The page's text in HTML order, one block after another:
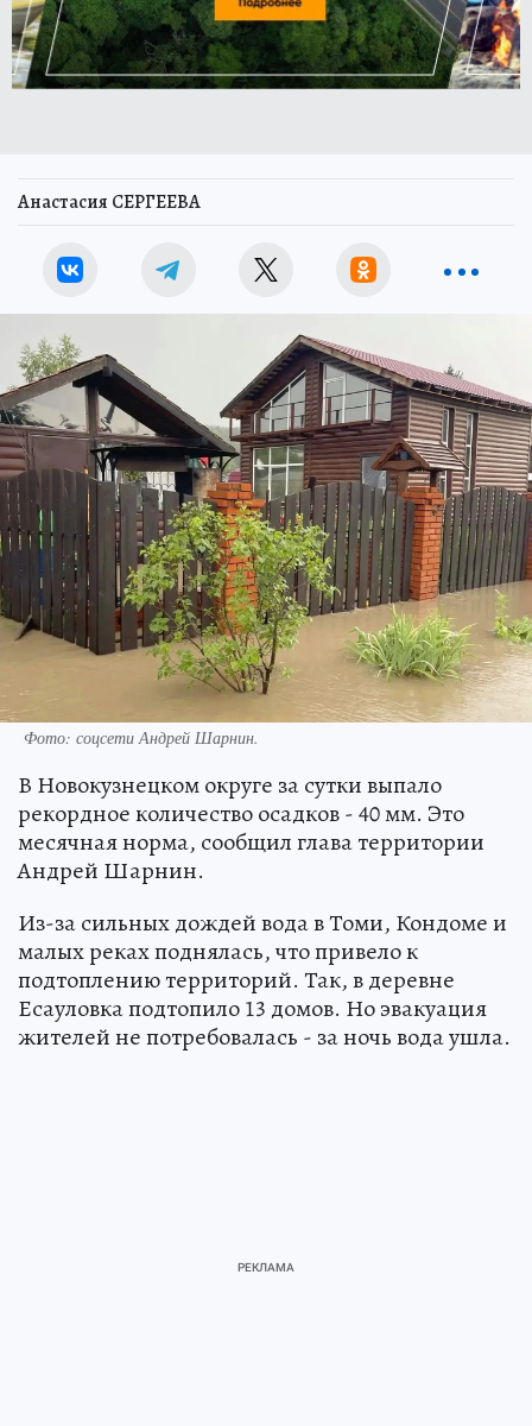
Анастасия СЕРГЕЕВА
Фото: соцсети Андрей Шарнин.
В Новокузнецком округе за сутки выпало
рекордное количество осадков - 40 мм. Это
месячная норма, сообщил глава территории
Андрей Шарнин.
Из-за сильных дождей вода в Томи, Кондоме и
малых реках поднялась, что привело к
подтоплению территорий. Так, в деревне
Есауловка подтопило 13 домов. Но эвакуация
жителей не потребовалась - за ночь вода ушла.